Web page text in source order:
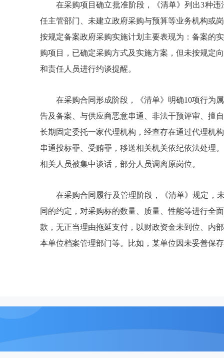
在采购项目确立批准阶段，《清单》列出3种
任主管部门、未建立政府采购与预算等业务机构或
按规定备案政府采购实施计划主要表现为：备案的
购项目，已确定采购方式及实施方案，但未按规定
和责任人员进行约谈提醒。
在采购合同形成阶段，《清单》明确10项行为
告及备案、与供应商恶意串通、非法干预评审、擅
长期固定委托一家代理机构，经查存在通过代理机
串通投标罪、受贿罪，移送相关机关依纪依法处理
相关人员被集中谈话，部分人员调离原岗位。
在采购合同履行及管理阶段，《清单》规定，
同的约定，对采购标的数量、质量、性能等进行全
款，无正当理由拖延支付，以财政资金未到位、内
本单位档案管理部门等。比如，某单位因未妥善保